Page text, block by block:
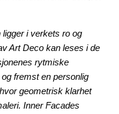
i verkets ro og
Art Deco kan leses i de
rytmiske
fremst en personlig
geometrisk klarhet
Inner Facades